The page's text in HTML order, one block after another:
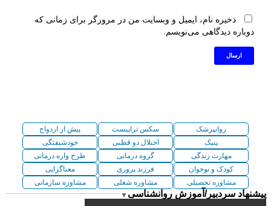
ذخیره نام، ایمیل و وبسایت من در مرورگر برای زمانی که
دوباره دیدگاهی می‌نویسم.
روانپزشک سکس تراپیست
پیش از ازدواج
پنیک
اختلال دو قطبی
خودشیفتگی
مهارت زندگی
گروه درمانی
طرح واره درمانی
کودک و نوجوان
فرزند پروری
معناگرایی
مشاوره تحصیلی
مشاوره شغلی مشاوره سازمانی
پیشنهاد سردبیر/آموزش روانشناسی ▼